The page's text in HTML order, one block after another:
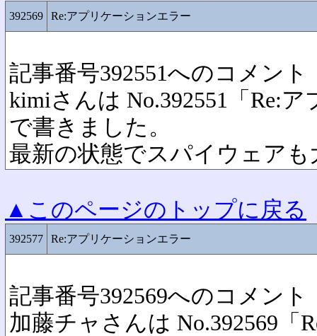
392569 Re:アプリケーションエラー
記事番号392551へのコメント
kimiさんは No.392551「Re:
で書きました。
最新の状態でスパイウェアも
▲このページのトップに戻る
392577 Re:アプリケーションエラー
記事番号392569へのコメント
加藤チャさんは No.392569「